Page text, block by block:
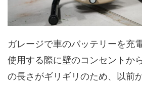
ガレージで車のバッテリーを充
使用する際に壁のコンセントか
の長さがギリギリのため、以前